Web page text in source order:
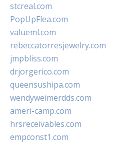
stcreal.com
PopUpFlea.com
valueml.com
rebeccatorresjewelry.com
jmpbliss.com
drjorgerico.com
queensushipa.com
wendyweimerdds.com
ameri-camp.com
hrsreceivables.com
empconst1.com